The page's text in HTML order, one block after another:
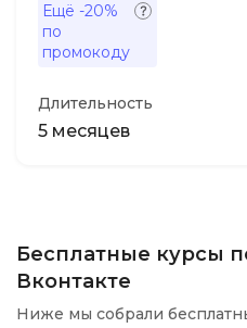
Ещё -20%
по
промокоду
Длительность
5 месяцев
Бесплатные курсы
Вконтакте
Ниже мы собрали